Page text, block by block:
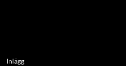
Inlägg